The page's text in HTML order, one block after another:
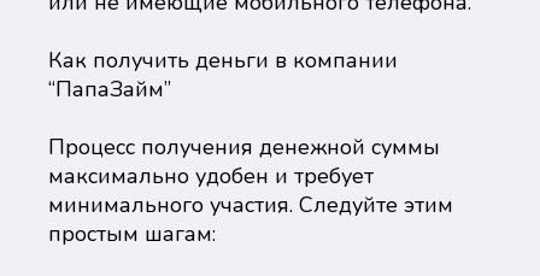
Как получить деньги в компании
“ПапаЗайм”
Процесс получения денежной суммы
максимально удобен и требует
минимального участия. Следуйте этим
простым шагам: